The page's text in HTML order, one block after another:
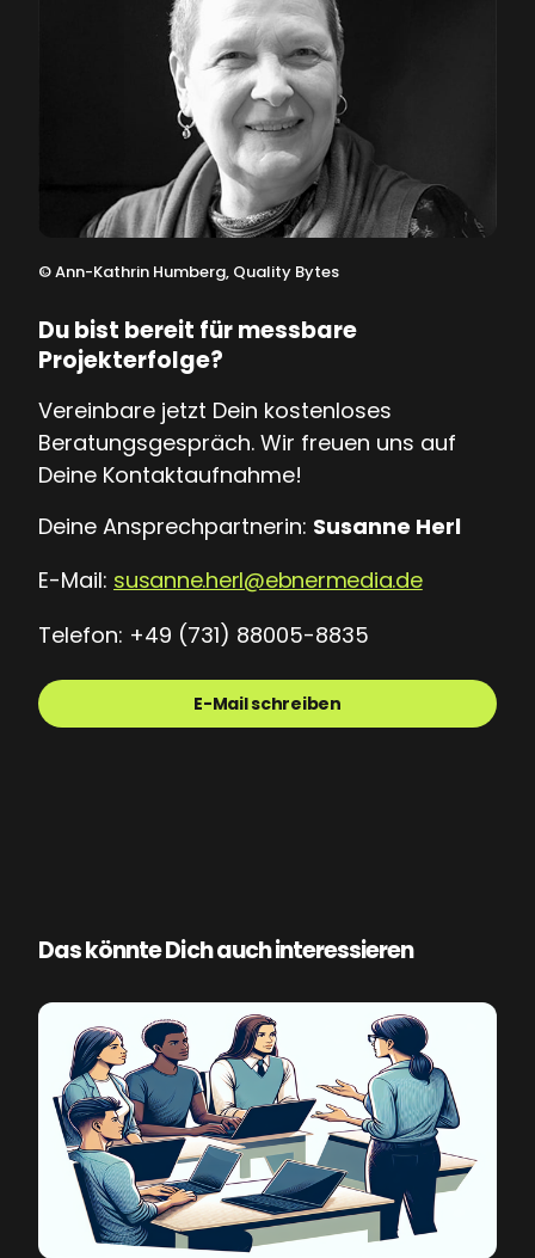
©Ann-Kathrin Humberg, Quality Bytes
Du bist bereit für messbare
Projekterfolge?
Vereinbare jetzt Dein kostenloses
Beratungsgespräch. Wir freuen uns auf
Deine Kontaktaufnahme!
Deine Ansprechpartnerin: Susanne Herl
E-Mail: susanne.herl@ebnermedia.de
Telefon: +49 (731) 88005-8835
E-Mail schreiben
Das könnte Dich auch interessieren